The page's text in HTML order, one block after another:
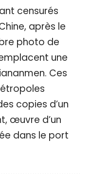
censurés
après le
photo de
une
Ces
copies d’un
œuvre d’un
dans le port